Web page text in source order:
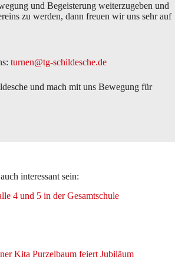
und Begeisterung weiterzugeben und
zu werden, dann freuen wir uns sehr auf
turnen@tg-schildesche.de
und mach mit uns Bewegung für
interessant sein:
4 und 5 in der Gesamtschule
Kita Purzelbaum feiert Jubiläum